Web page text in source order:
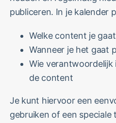
publiceren. In je kalender
Welke content je
Wanneer je het gaat
Wie
de content
Je kunt hiervoor een
gebruiken of een speciale